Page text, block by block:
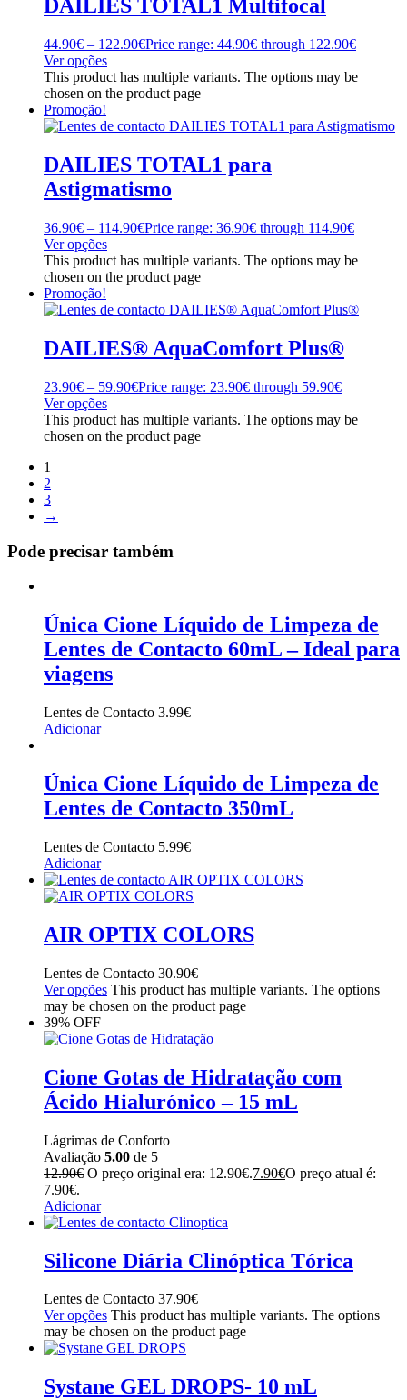
DAILIES TOTAL1 Multifocal
44.90€ – 122.90€Price range: 44.90€ through 122.90€
Ver opções
This product has multiple variants. The options may be
chosen on the product page
Promoção!
DAILIES TOTAL1 para
Astigmatismo
36.90€ – 114.90€Price range: 36.90€ through 114.90€
Ver opções
This product has multiple variants. The options may be
chosen on the product page
Promoção!
DAILIES® AquaComfort Plus®
23.90€ – 59.90€Price range: 23.90€ through 59.90€
Ver opções
This product has multiple variants. The options may be
chosen on the product page
1
2
3
→
Pode precisar também
Única Cione Líquido de Limpeza de
Lentes de Contacto 60mL – Ideal para
viagens
Lentes de Contacto 3.99€
Adicionar
Única Cione Líquido de Limpeza de
Lentes de Contacto 350mL
Lentes de Contacto 5.99€
Adicionar
AIR OPTIX COLORS
Lentes de Contacto 30.90€
Ver opções This product has multiple variants. The options
may be chosen on the product page
39% OFF
Cione Gotas de Hidratação com
Ácido Hialurónico – 15 mL
Lágrimas de Conforto
Avaliação 5.00 de 5
12.90€ O preço original era: 12.90€.7.90€O preço atual é:
7.90€.
Adicionar
Silicone Diária Clinóptica Tórica
Lentes de Contacto 37.90€
Ver opções This product has multiple variants. The options
may be chosen on the product page
Systane GEL DROPS- 10 mL